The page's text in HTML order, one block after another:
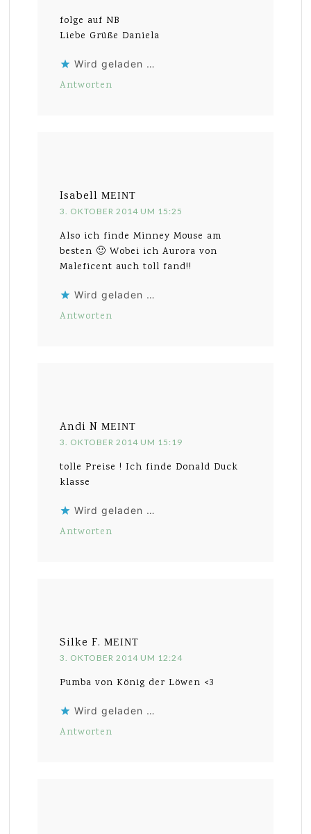
folge auf NB
Liebe Grüße Daniela
Wird geladen …
Antworten
Isabell MEINT
3. OKTOBER 2014 UM 15:25
Also ich finde Minney Mouse am
besten 🙂 Wobei ich Aurora von
Maleficent auch toll fand!!
Wird geladen …
Antworten
Andi N MEINT
3. OKTOBER 2014 UM 15:19
tolle Preise ! Ich finde Donald Duck
klasse
Wird geladen …
Antworten
Silke F. MEINT
3. OKTOBER 2014 UM 12:24
Pumba von König der Löwen <3
Wird geladen …
Antworten